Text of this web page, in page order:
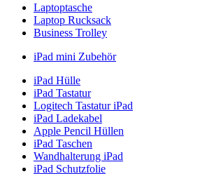
Laptoptasche
Laptop Rucksack
Business Trolley
iPad mini Zubehör
iPad Hülle
iPad Tastatur
Logitech Tastatur iPad
iPad Ladekabel
Apple Pencil Hüllen
iPad Taschen
Wandhalterung iPad
iPad Schutzfolie